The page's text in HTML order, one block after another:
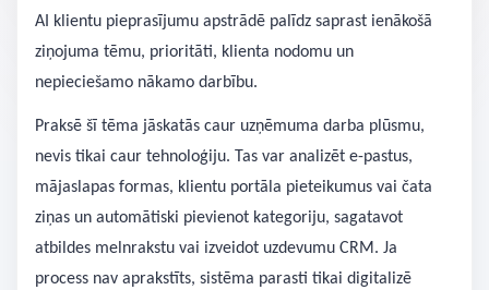
AI klientu pieprasījumu apstrādē palīdz saprast ienākošā
ziņojuma tēmu, prioritāti, klienta nodomu un
nepieciešamo nākamo darbību.
Praksē šī tēma jāskatās caur uzņēmuma darba plūsmu,
nevis tikai caur tehnoloģiju. Tas var analizēt e-pastus,
mājaslapas formas, klientu portāla pieteikumus vai čata
ziņas un automātiski pievienot kategoriju, sagatavot
atbildes melnrakstu vai izveidot uzdevumu CRM. Ja
process nav aprakstīts, sistēma parasti tikai digitalizē